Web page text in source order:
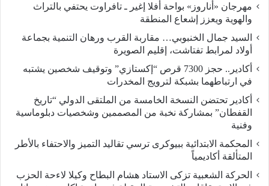
مهرجان «أناروز» بواحة أفلا إغير ـ تافراوت يحتفي بالتراث
والهوية ويعزز إشعاع المنطقة
السيد جمال الخنبوبي… مقاربة القرب ورهان التنمية بجماعة
أولاد لمرابط تفتاشت، إقليم الصويرة
أكادير.. حجز 7300 قرص “إكستازي” وتوقيف شخصين يشتبه
في ارتباطهما بشبكة لترويج المخدرات
أكادير تحتضن النسخة الخامسة من الملتقى الدولي “تاريخ
القفطان” بمشاركة نخبة من المصممين وشخصيات دبلوماسية
وفنية
المحكمة الابتدائية ببيوكرى ترسي تقاليد التميز والاحتفاء بالأطر
المتألقة أكاديمياً
الحركة الشعبية تزكى الاستاد هشام البطاح وكيلا لاءحة الحزب